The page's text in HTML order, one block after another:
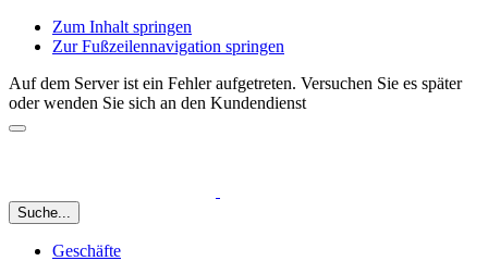
Zum Inhalt springen
Zur Fußzeilennavigation springen
Auf dem Server ist ein Fehler aufgetreten. Versuchen Sie es später
oder wenden Sie sich an den Kundendienst
Suche...
Geschäfte